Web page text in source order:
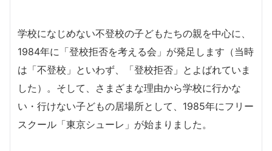
学校になじめない不登校の子どもたちの親を中心に、
1984年に「登校拒否を考える会」が発足します（当時
は「不登校」といわず、「登校拒否」とよばれていま
した）。そして、さまざまな理由から学校に行かな
い・行けない子どもの居場所として、1985年にフリー
スクール「東京シューレ」が始まりました。